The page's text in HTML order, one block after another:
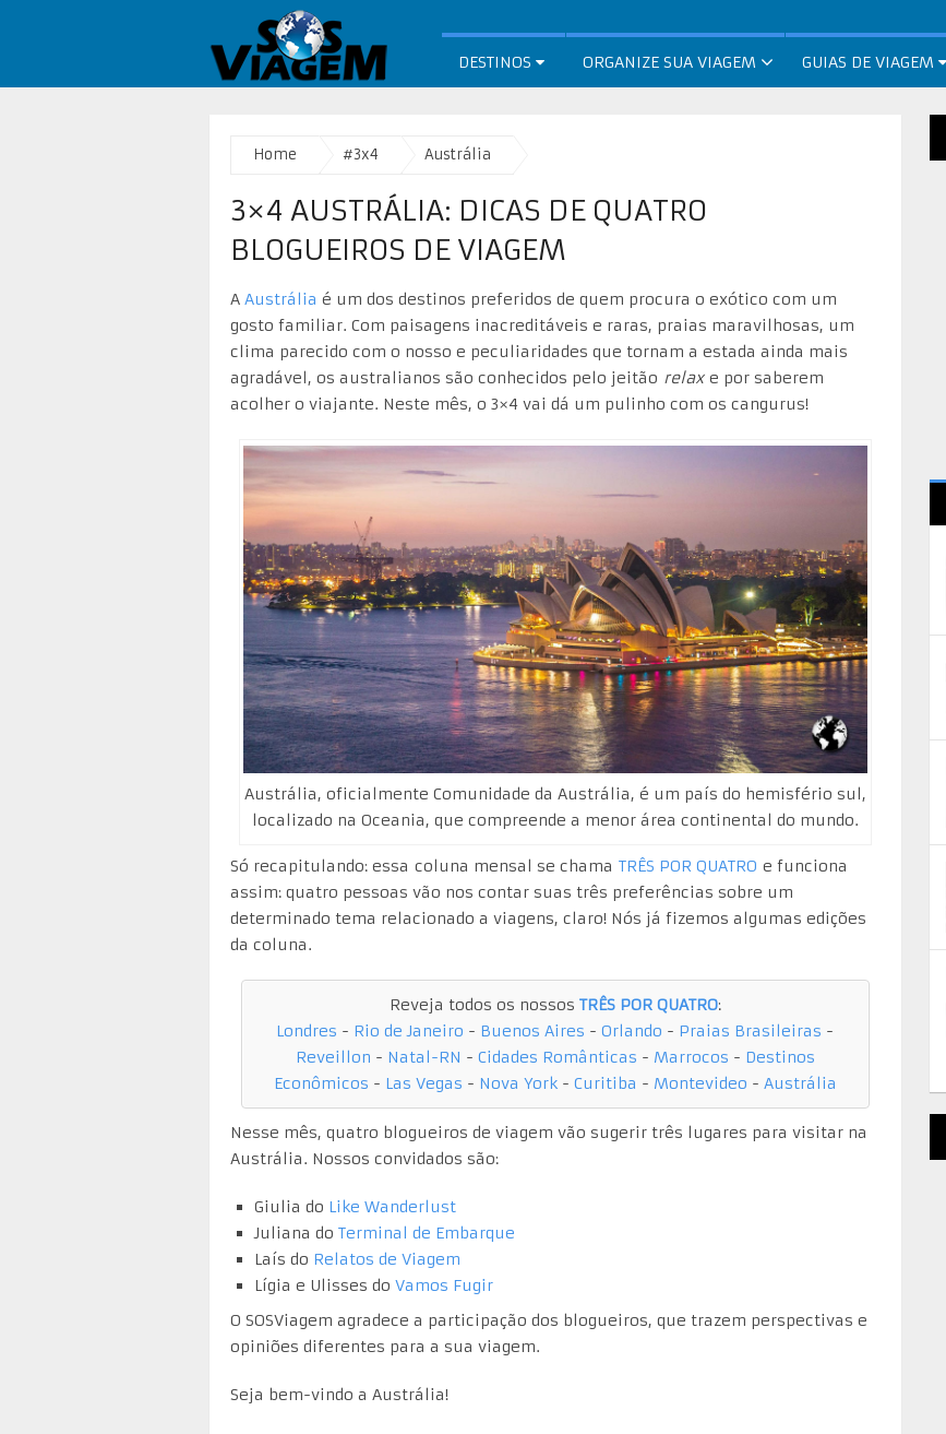
DESTINOS ORGANIZE SUA VIAGEM GUIAS DE VIAGEM
Home #3x4 Austrália
3×4 AUSTRÁLIA: DICAS DE QUATRO
BLOGUEIROS DE VIAGEM
A Austrália é um dos destinos preferidos de quem procura o exótico com um
gosto familiar. Com paisagens inacreditáveis e raras, praias maravilhosas, um
clima parecido com o nosso e peculiaridades que tornam a estada ainda mais
agradável, os australianos são conhecidos pelo jeitão relaxe por saberem
acolher o viajante. Neste mês, o 3×4 vai dá um pulinho com os cangurus!
Austrália, oficialmente Comunidade da Austrália, é um país do hemisfério sul,
localizado na Oceania, que compreende a menor área continental do mundo.
Só recapitulando: essa coluna mensal se chama TRÊS POR QUATRO e funciona
assim: quatro pessoas vão nos contar suas três preferências sobre um
determinado tema relacionado a viagens, claro! Nós já fizemos algumas edições
da coluna.
Reveja todos os nossos TRÊS POR QUATRO:
Londres - Rio de Janeiro - Buenos Aires -Orlando - Praias Brasileiras -
Reveillon - Natal-RN - Cidades Românticas - Marrocos - Destinos
Econômicos - Las Vegas - Nova York- Curitiba - Montevideo - Austrália
Nesse mês, quatro blogueiros de viagem vão sugerir três lugares para visitar na
Austrália. Nossos convidados são:
Giulia do Like Wanderlust
Juliana doTerminal de Embarque
Laís do Relatos de Viagem
Lígia e Ulisses doVamos Fugir
O SOSViagem agradece a participação dos blogueiros, que trazem perspectivas e
opiniões diferentes para a sua viagem.
Seja bem-vindo a Austrália!